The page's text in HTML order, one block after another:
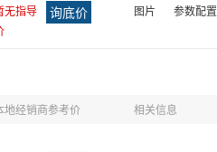
无指导
图片 参数配置
地经销商参考价 相关信息